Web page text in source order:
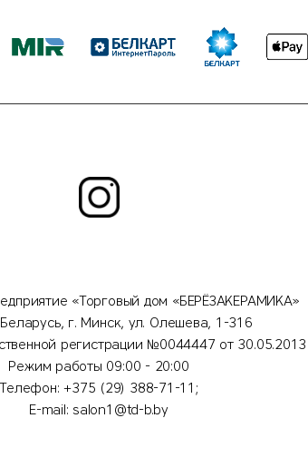
«Торговый дом «БЕРЁЗАКЕРАМИКА»
г. Минск, ул. Олешева, 1-316
регистрации №0044447 от
Режим работы 09:00 - 20:00
Телефон: +375 (29) 388-71-11;
E-mail: salon1@td-b.by